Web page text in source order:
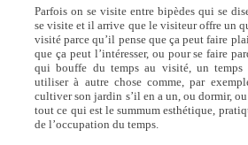
Parfois on se visite entre bipèdes qui se
se visite et il arrive que le visiteur offre un
visité parce qu’il pense que ça peut faire
que ça peut l’intéresser, ou pour se faire
qui bouffe du temps au visité, un temps
utiliser à autre chose comme, par
cultiver son jardin s’il en a un, ou dormir,
tout ce qui est le summum esthétique,
de l’occupation du temps.